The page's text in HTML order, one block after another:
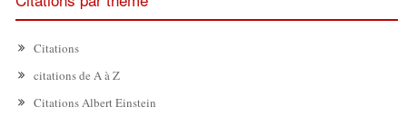
Citations
citations de A à Z
Citations Albert Einstein